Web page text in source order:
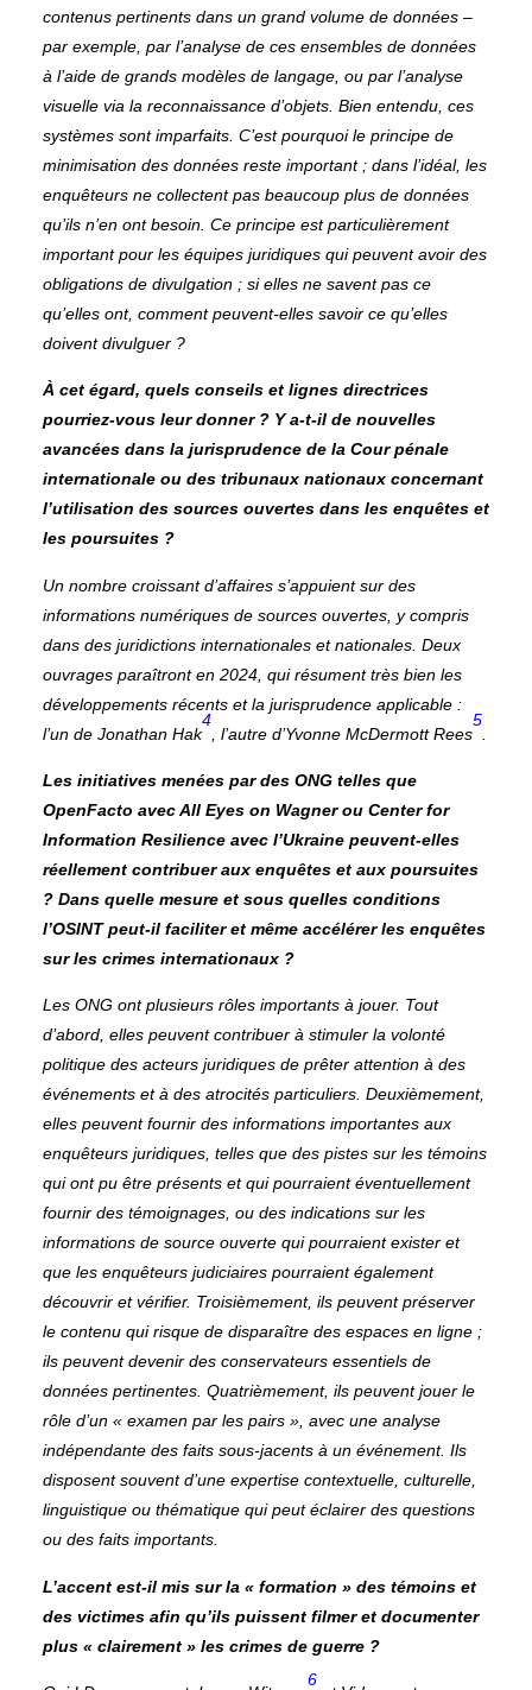
contenus pertinents dans un grand volume de données –
par exemple, par l’analyse de ces ensembles de données
à l’aide de grands modèles de langage, ou par l’analyse
visuelle via la reconnaissance d’objets. Bien entendu, ces
systèmes sont imparfaits. C’est pourquoi le principe de
minimisation des données reste important ; dans l’idéal, les
enquêteurs ne collectent pas beaucoup plus de données
qu’ils n’en ont besoin. Ce principe est particulièrement
important pour les équipes juridiques qui peuvent avoir des
obligations de divulgation ; si elles ne savent pas ce
qu’elles ont, comment peuvent-elles savoir ce qu’elles
doivent divulguer ?
À cet égard, quels conseils et lignes directrices
pourriez-vous leur donner ? Y a-t-il de nouvelles
avancées dans la jurisprudence de la Cour pénale
internationale ou des tribunaux nationaux concernant
l’utilisation des sources ouvertes dans les enquêtes et
les poursuites ?
Un nombre croissant d’affaires s’appuient sur des
informations numériques de sources ouvertes, y compris
dans des juridictions internationales et nationales. Deux
ouvrages paraîtront en 2024, qui résument très bien les
développements récents et la jurisprudence applicable :
l’un de Jonathan Hak
4
, l’autre d’Yvonne McDermott Rees
5
Les initiatives menées par des ONG telles que
OpenFacto avec All Eyes on Wagner ou Center for
Information Resilience avec l’Ukraine peuvent-elles
réellement contribuer aux enquêtes et aux poursuites
? Dans quelle mesure et sous quelles conditions
l’OSINT peut-il faciliter et même accélérer les enquêtes
sur les crimes internationaux ?
Les ONG ont plusieurs rôles importants à jouer. Tout
d’abord, elles peuvent contribuer à stimuler la volonté
politique des acteurs juridiques de prêter attention à des
événements et à des atrocités particuliers. Deuxièmement,
elles peuvent fournir des informations importantes aux
enquêteurs juridiques, telles que des pistes sur les témoins
qui ont pu être présents et qui pourraient éventuellement
fournir des témoignages, ou des indications sur les
informations de source ouverte qui pourraient exister et
que les enquêteurs judiciaires pourraient également
découvrir et vérifier. Troisièmement, ils peuvent préserver
le contenu qui risque de disparaître des espaces en ligne ;
ils peuvent devenir des conservateurs essentiels de
données pertinentes. Quatrièmement, ils peuvent jouer le
rôle d’un « examen par les pairs », avec une analyse
indépendante des faits sous-jacents à un événement. Ils
disposent souvent d’une expertise contextuelle, culturelle,
linguistique ou thématique qui peut éclairer des questions
ou des faits importants.
L’accent est-il mis sur la « formation » des témoins et
des victimes afin qu’ils puissent filmer et documenter
plus « clairement » les crimes de guerre ?
6